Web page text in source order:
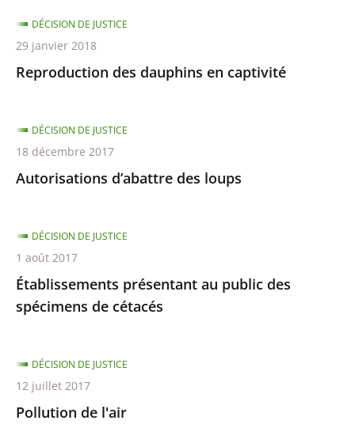
Reproduction des dauphins en captivité
DÉCISION DE JUSTICE
29 janvier 2018
Autorisations d’abattre des loups
DÉCISION DE JUSTICE
18 décembre 2017
Établissements présentant au public des
spécimens de cétacés
DÉCISION DE JUSTICE
1 août 2017
Pollution de l'air
DÉCISION DE JUSTICE
12 juillet 2017